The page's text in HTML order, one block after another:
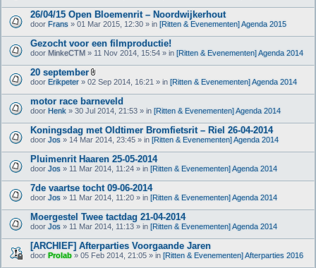
)
26/04/15 Open Bloemenrit – Noordwijkerhout
door Frans » 01 Mar 2015, 12:30 » in [Ritten & Evenementen] Agenda 2015
Gezocht voor een filmproductie!
door MinkeCTM » 11 Nov 2014, 15:54 » in [Ritten & Evenementen] Agenda 2014
20 september
B
j
l
a
g
e
(
)
door Erikpeter » 02 Sep 2014, 16:21 » in [Ritten & Evenementen] Agenda 2014
motor race barneveld
door Henk » 30 Jul 2014, 21:53 » in [Ritten & Evenementen] Agenda 2014
Koningsdag met Oldtimer Bromfietsrit – Riel 26-04-2014
door Jos » 14 Mar 2014, 23:45 » in [Ritten & Evenementen] Agenda 2014
Pluimenrit Haaren 25-05-2014
door Jos » 11 Mar 2014, 11:24 » in [Ritten & Evenementen] Agenda 2014
7de vaartse tocht 09-06-2014
door Jos » 11 Mar 2014, 11:20 » in [Ritten & Evenementen] Agenda 2014
Moergestel Twee tactdag 21-04-2014
door Jos » 11 Mar 2014, 11:13 » in [Ritten & Evenementen] Agenda 2014
[ARCHIEF] Afterparties Voorgaande Jaren
door Prolab » 05 Feb 2014, 21:05 » in [Ritten & Evenementen] Afterparties 2016